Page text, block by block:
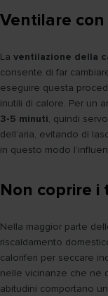
Ventilare
La ventilazione della
consente di far
eseguire questa
inutili di calore. Per un
3-5 minuti, quindi
dell’aria, evitando di
in questo modo
Non coprire i
Nella maggior parte
riscaldamento
caloriferi per seccare
nelle vicinanze che ne
abitudini comportano